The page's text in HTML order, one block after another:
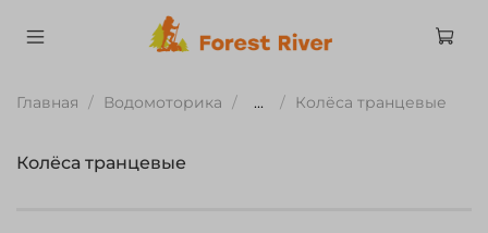
Главная Водомоторика ... Колёса транцевые
Колёса транцевые